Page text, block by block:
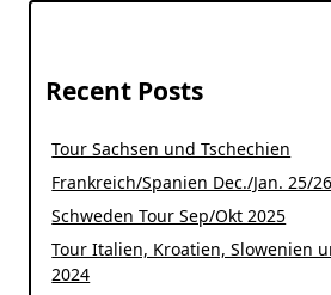
Recent Posts
Tour Sachsen und Tschechien
Frankreich/Spanien Dec./Jan. 25/26
Schweden Tour Sep/Okt 2025
Tour Italien, Kroatien, Slowenien
2024